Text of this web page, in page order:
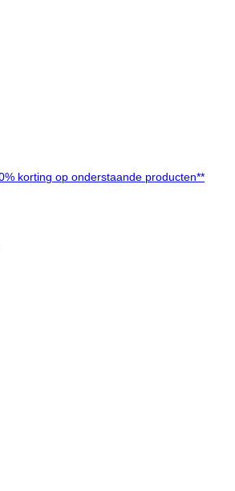
korting op onderstaande producten**